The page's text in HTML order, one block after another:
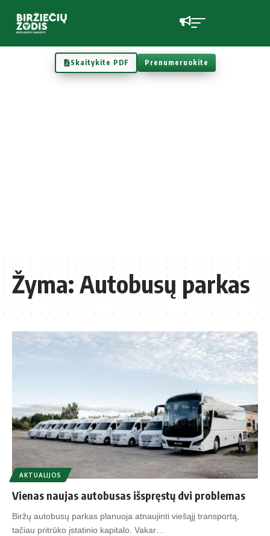
Skaitykite PDF Prenumeruokite
Žyma:Autobusų parkas
AKTUALIJOS
Vienas naujas autobusas išspręstų dvi problemas
Biržų autobusų parkas planuoja atnaujinti viešąjį transportą,
tačiau pritrūko įstatinio kapitalo. Vakar…